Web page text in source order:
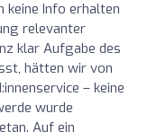
keine Info erhalten
relevanter
klar Aufgabe des
hätten wir von
– keine
wurde
Auf ein